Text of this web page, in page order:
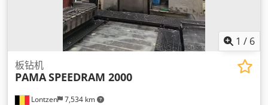
1 / 6
Lontzen 7,534 km
板钻机
PAMASPEEDRAM 2000